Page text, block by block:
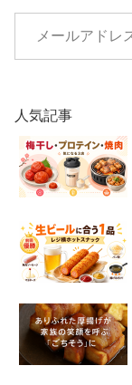
人気記事